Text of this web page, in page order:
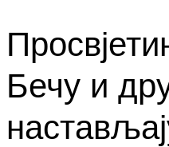
Бечу и